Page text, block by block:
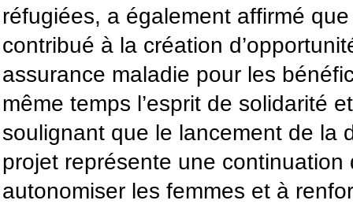
réfugiées, a également affirmé
contribué à la création
assurance maladie pour les
même temps l’esprit de solidarité
soulignant que le lancement de la
projet représente une continuation
autonomiser les femmes et à